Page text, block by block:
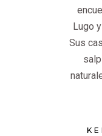
Lugo
Sus